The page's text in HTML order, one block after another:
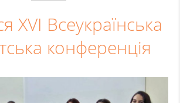
XVI Всеукраїнська
конференція